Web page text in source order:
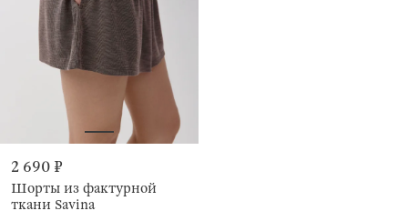
2 690 ₽
Шорты из фактурной
ткани Savina